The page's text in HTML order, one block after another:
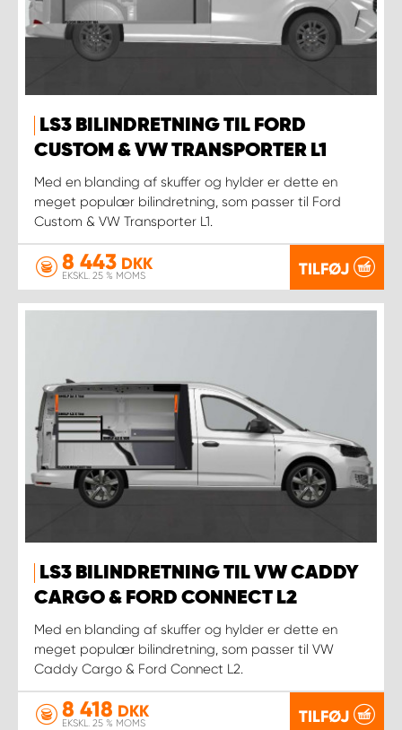
LS3 BILINDRETNING TIL FORD
CUSTOM & VW TRANSPORTER L1
Med en blanding af skuffer og hylder er dette en
meget populær bilindretning, som passer til Ford
Custom & VW Transporter L1.
8 443 DKK
EKSKL. 25 % MOMS TILFØJ
LS3 BILINDRETNING TIL VW CADDY
CARGO & FORD CONNECT L2
Med en blanding af skuffer og hylder er dette en
meget populær bilindretning, som passer til VW
Caddy Cargo & Ford Connect L2.
8 418 DKK
EKSKL. 25 % MOMS TILFØJ